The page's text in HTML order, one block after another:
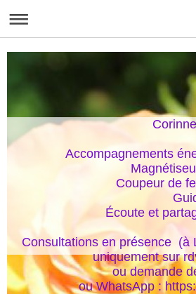
Accompagnements
Coupeur de
Écoute et
Consultations en présence
uniquement sur
ou demande
ou WhatsApp :